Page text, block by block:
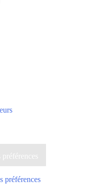
préférences
préférences